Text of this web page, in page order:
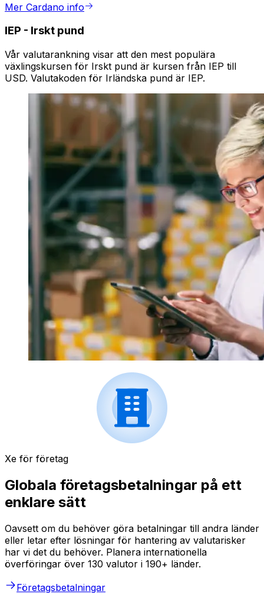
Mer Cardano info
IEP - Irskt pund
Vår valutarankning visar att den mest populära
växlingskursen för Irskt pund är kursen från IEP till
USD. Valutakoden för Irländska pund är IEP.
Xe för företag
Globala företagsbetalningar på ett
enklare sätt
Oavsett om du behöver göra betalningar till andra länder
eller letar efter lösningar för hantering av valutarisker
har vi det du behöver. Planera internationella
överföringar över 130 valutor i 190+ länder.
Företagsbetalningar